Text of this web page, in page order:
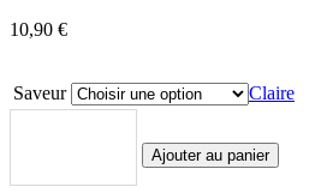
10,90 €
Saveur Claire
Ajouter au panier